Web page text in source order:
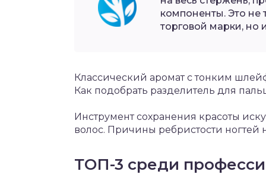
компоненты. Это не
торговой марки, но
Классический аромат с тонким
Как подобрать разделитель для
Инструмент сохранения красоты
волос. Причины ребристости ногтей
ТОП-3 среди